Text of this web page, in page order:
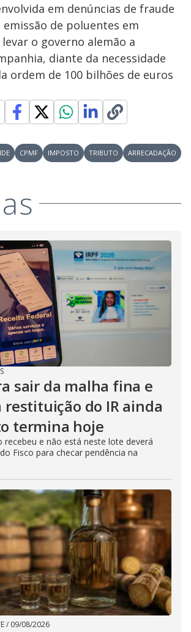
em denúncias de fraude
emissão de poluentes em
o governo alemão a
diante da necessidade
ordem de 100 bilhões de euros
CPMF IMPOSTO TRIBUTO ARRECADAÇÃO
sair da malha fina e
restituição do IR ainda
termina hoje
recebeu e não está neste lote deverá
Fisco para checar pendência na
/ 09/08/2026